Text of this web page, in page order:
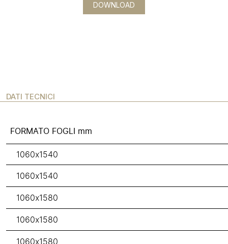
DOWNLOAD
DATI TECNICI
FORMATO FOGLI mm
1060x1540
1060x1540
1060x1580
1060x1580
1060x1580